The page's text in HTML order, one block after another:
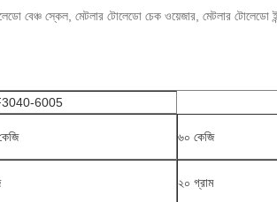
বেঞ্চ স্কেল, মেটলার টোলেডো চেক ওয়েজার, মেটলার টোলেডো
6005
৬০ কেজি
২০ গ্রাম